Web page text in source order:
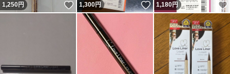
1,250円 いいね！
1,300円 いいね！
1,180円